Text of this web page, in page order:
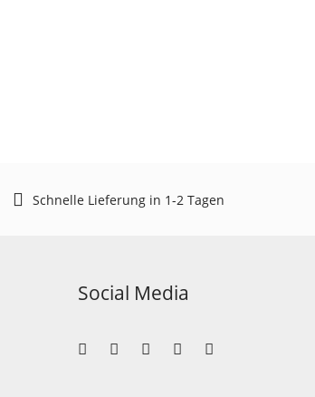
Schnelle Lieferung in 1-2 Tagen
Social Media